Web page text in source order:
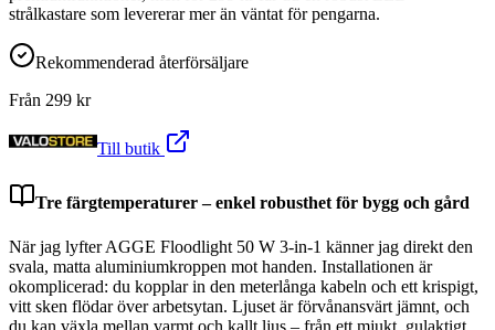
strålkastare som levererar mer än väntat för pengarna.
Rekommenderad återförsäljare
Från 299 kr
Till butik
Tre färgtemperaturer – enkel robusthet för bygg och gård
När jag lyfter AGGE Floodlight 50 W 3-in-1 känner jag direkt den
svala, matta aluminiumkroppen mot handen. Installationen är
okomplicerad: du kopplar in den meterlånga kabeln och ett krispigt,
vitt sken flödar över arbetsytan. Ljuset är förvånansvärt jämnt, och
du kan växla mellan varmt och kallt ljus – från ett mjukt, gulaktigt